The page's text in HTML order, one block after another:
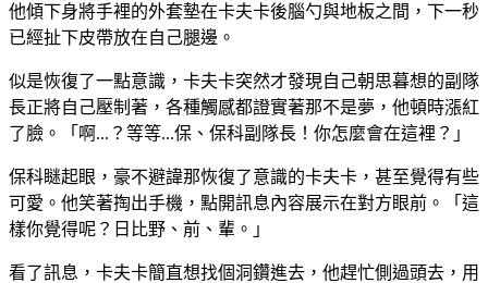
他傾下身將手裡的外套墊在卡夫卡後腦勺與地板之間，下一秒
已經扯下皮帶放在自己腿邊。
似是恢復了一點意識，卡夫卡突然才發現自己朝思暮想的副隊
長正將自己壓制著，各種觸感都證實著那不是夢，他頓時漲紅
了臉。「啊...？等等...保、保科副隊長！你怎麼會在這裡？」
保科瞇起眼，豪不避諱那恢復了意識的卡夫卡，甚至覺得有些
可愛。他笑著掏出手機，點開訊息內容展示在對方眼前。「這
樣你覺得呢？日比野、前、輩。」
看了訊息，卡夫卡簡直想找個洞鑽進去，他趕忙側過頭去，用